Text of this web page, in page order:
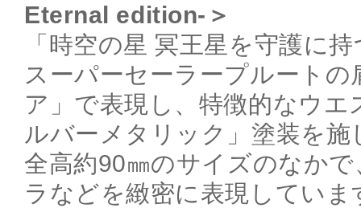
Eternal edition-＞
「時空の星 冥王星を守護に
スーパーセーラープルート
ア」で表現し、特徴的なウ
ルバーメタリック」塗装を施
全高約90㎜のサイズのなか
ラなどを緻密に表現していま